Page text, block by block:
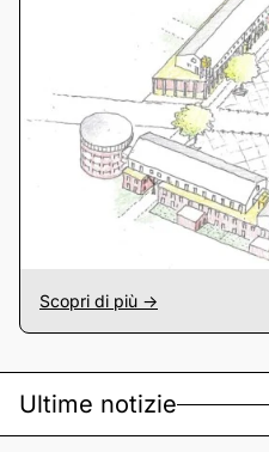
Scopri di più ->
Ultime notizie